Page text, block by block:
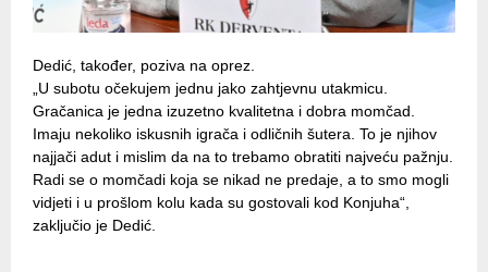
Dedić, također, poziva na oprez.
„U subotu očekujem jednu jako zahtjevnu utakmicu.
Gračanica je jedna izuzetno kvalitetna i dobra momčad.
Imaju nekoliko iskusnih igrača i odličnih šutera. To je njihov
najjači adut i mislim da na to trebamo obratiti najveću pažnju.
Radi se o momčadi koja se nikad ne predaje, a to smo mogli
vidjeti i u prošlom kolu kada su gostovali kod Konjuha“,
zaključio je Dedić.